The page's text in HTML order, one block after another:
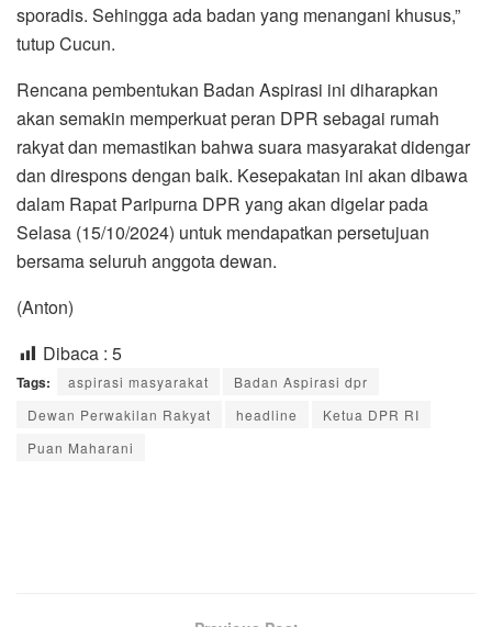
sporadis. Sehingga ada badan yang menangani khusus,”
tutup Cucun.
Rencana pembentukan Badan Aspirasi ini diharapkan
akan semakin memperkuat peran DPR sebagai rumah
rakyat dan memastikan bahwa suara masyarakat didengar
dan direspons dengan baik. Kesepakatan ini akan dibawa
dalam Rapat Paripurna DPR yang akan digelar pada
Selasa (15/10/2024) untuk mendapatkan persetujuan
bersama seluruh anggota dewan.
(Anton)
Dibaca : 5
Tags: aspirasi masyarakat
Badan Aspirasi dpr
Dewan Perwakilan Rakyat
headline
Ketua DPR RI
Puan Maharani